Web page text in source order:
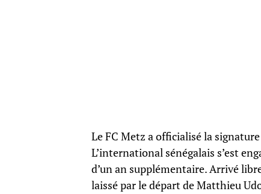
Le FC Metz a officialisé la
L’international sénégalais s’est
d’un an supplémentaire. Arrivé
laissé par le départ de Matthieu